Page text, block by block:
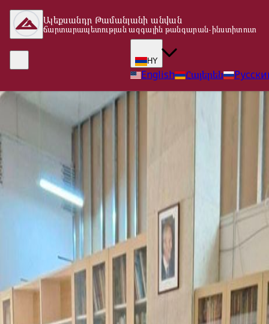
Ալեքսանդր Թամանյանի անվան
ճարտարապետության ազգային թանգարան-ինստիտուտ
HY
English Հայերեն
Վերադառնալ գլխավոր էջ